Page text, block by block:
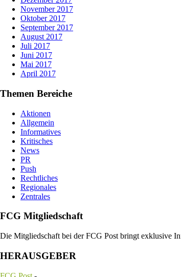
November 2017
Oktober 2017
September 2017
August 2017
Juli 2017
Juni 2017
Mai 2017
April 2017
Themen Bereiche
Aktionen
Allgemein
Informatives
Kritisches
News
PR
Push
Rechtliches
Regionales
Zentrales
FCG Mitgliedschaft
Die Mitgliedschaft bei der FCG Post bringt exklusive
HERAUSGEBER